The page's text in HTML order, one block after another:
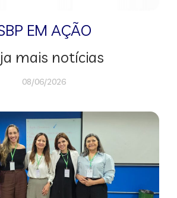
EM AÇÃO
mais notícias
08/06/2026